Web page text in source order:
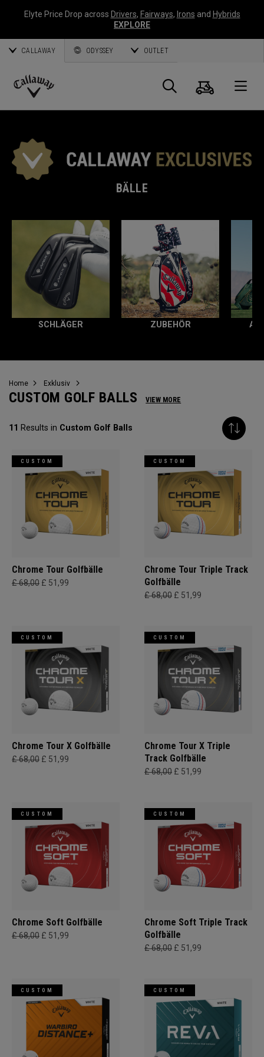
Elyte Price Drop across Drivers, Fairways, Irons and Hybrids
EXPLORE
CALLAWAY ODYSSEY OUTLET
Callaway
Suche
BÄLLE
SCHLÄGER ZUBEHÖR
Home Exklusiv
CUSTOM GOLF BALLS VIEW MORE
11 Results in Custom Golf Balls
CUSTOM
Chrome Tour Golfbälle
£ 68,00 £ 51,99
CUSTOM
Chrome Tour Triple Track
Golfbälle
£ 68,00 £ 51,99
CUSTOM
Chrome Tour X Golfbälle
£ 68,00 £ 51,99
CUSTOM
Chrome Tour X Triple
Track Golfbälle
£ 68,00 £ 51,99
CUSTOM
Chrome Soft Golfbälle
£ 68,00 £ 51,99
CUSTOM
Chrome Soft Triple Track
Golfbälle
£ 68,00 £ 51,99
CUSTOM CUSTOM